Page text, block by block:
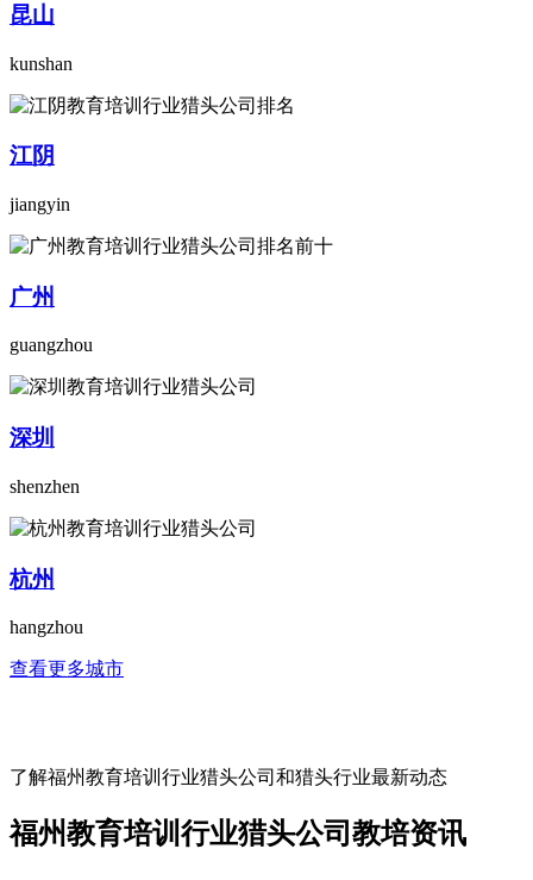
昆山
kunshan
江阴
jiangyin
广州
guangzhou
深圳
shenzhen
杭州
hangzhou
查看更多城市
了解福州教育培训行业猎头公司和猎头行业最新动态
福州教育培训行业猎头公司教培资讯